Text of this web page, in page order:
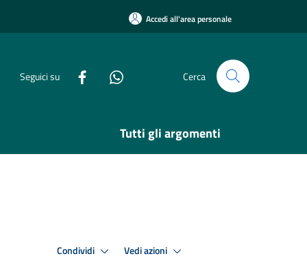
Accedi all'area personale
Seguici su Cerca
Tutti gli argomenti
Condividi Vedi azioni